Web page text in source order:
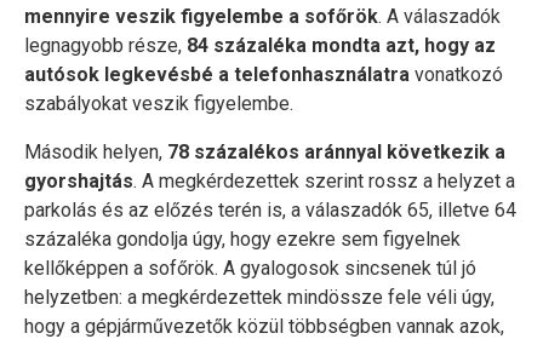
mennyire veszik figyelembe a sofőrök. A válaszadók
legnagyobb része, 84 százaléka mondta azt, hogy az
autósok legkevésbé a telefonhasználatra vonatkozó
szabályokat veszik figyelembe.
Második helyen, 78 százalékos aránnyal következik a
gyorshajtás. A megkérdezettek szerint rossz a helyzet a
parkolás és az előzés terén is, a válaszadók 65, illetve 64
százaléka gondolja úgy, hogy ezekre sem figyelnek
kellőképpen a sofőrök. A gyalogosok sincsenek túl jó
helyzetben: a megkérdezettek mindössze fele véli úgy,
hogy a gépjárművezetők közül többségben vannak azok,